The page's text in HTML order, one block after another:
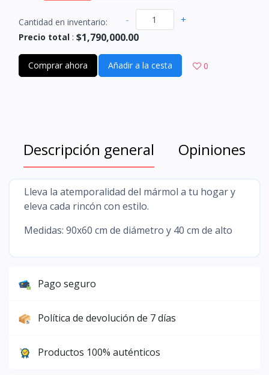
Cantidad en inventario: - +
Precio total : $1,790,000.00
Comprar ahora Añadir a la cesta 0
Descripción general Opiniones
Lleva la atemporalidad del mármol a tu hogar y
eleva cada rincón con estilo.
Medidas: 90x60 cm de diámetro y 40 cm de alto
Pago seguro
Política de devolución de 7 días
Productos 100% auténticos